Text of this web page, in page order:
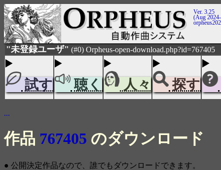
Ver. 3.25
(Aug
"未登録ユーザ" (#0) Orpheus-open-download.php?id=767405
試す 聴く 人々 探す
...
作品 767405 のダウンロード
● 公開決定作品なので、誰でもダウンロードできます。